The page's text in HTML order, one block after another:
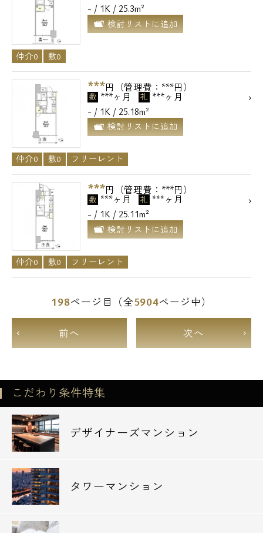
- / 1K / 25.3m²
検討リストに追加
仲介0 敷0
***円（管理費：***円）
敷 ***ヶ月 礼 ***ヶ月
- / 1K / 25.18m²
検討リストに追加
仲介0 敷0 フリーレント
***円（管理費：***円）
敷 ***ヶ月 礼 ***ヶ月
- / 1K / 25.11m²
検討リストに追加
仲介0 敷0 フリーレント
198ページ目（全5904ページ中）
前へ 次へ
こだわり条件特集
デザイナーズマンション
タワーマンション